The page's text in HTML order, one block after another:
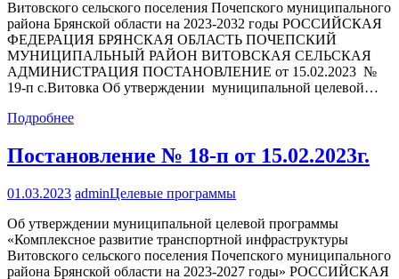
Витовского сельского поселения Почепского муниципального
района Брянской области на 2023-2032 годы РОССИЙСКАЯ
ФЕДЕРАЦИЯ БРЯНСКАЯ ОБЛАСТЬ ПОЧЕПСКИЙ
МУНИЦИПАЛЬНЫЙ РАЙОН ВИТОВСКАЯ СЕЛЬСКАЯ
АДМИНИСТРАЦИЯ ПОСТАНОВЛЕНИЕ от 15.02.2023 №
19-п с.Витовка Об утверждении муниципальной целевой…
Подробнее
Постановление № 18-п от 15.02.2023г.
01.03.2023 adminЦелевые программы
Об утверждении муниципальной целевой программы
«Комплексное развитие транспортной инфраструктуры
Витовского сельского поселения Почепского муниципального
района Брянской области на 2023-2027 годы» РОССИЙСКАЯ